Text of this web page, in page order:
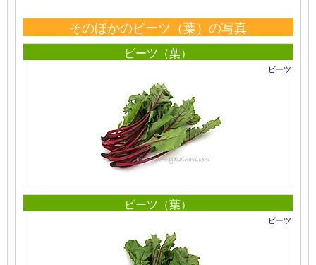
そのほかのビーツ（葉）の写真
ビーツ（葉）
ビーツ
ビーツ（葉）
ビーツ